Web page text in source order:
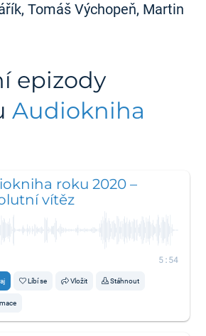
Tomáš Výchopeň, Martin
epizody
Audiokniha
roku 2020 –
vítěz
5:54
Líbí se Vložit Stáhnout